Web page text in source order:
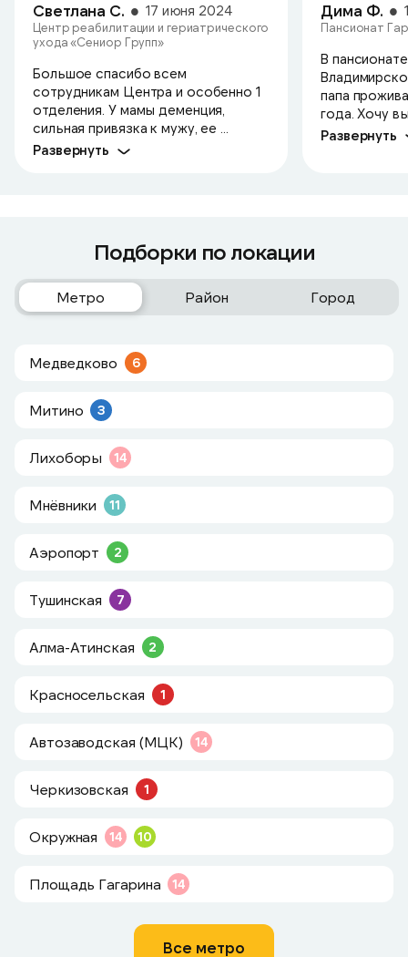
Светлана С. 17 июня 2024
Центр реабилитации и гериатрического
ухода «Сениор Групп»
Большое спасибо всем
сотрудникам Центра и особенно 1
отделения. У мамы деменция,
сильная привязка к мужу, ее ...
Развернуть
Дима Ф.
Пансионат
В
папа
года. Хочу
Развернуть
Подборки по локации
Метро Район Город
Медведково 6
Митино 3
Лихоборы 14
Мнёвники 11
Аэропорт 2
Тушинская 7
Алма-Атинская 2
Красносельская 1
Автозаводская (МЦК) 14
Черкизовская 1
Окружная 14 10
Площадь Гагарина 14
Все метро